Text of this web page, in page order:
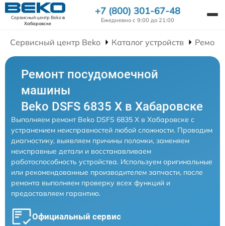
Сервисный центр Bekoв
Хабаровске
+7 (800) 301-67-48
Ежедневно с 9:00 до 21:00
Сервисный центр Beko Каталог устройств
Ремонт посудомоечной
машины
Beko DSFS 6835 X в Хабаровске
Выполняем ремонт Beko DSFS 6835 X в Хабаровске с
устранением неисправностей любой сложности. Проводим
диагностику, выявляем причины поломки, заменяем
неисправные детали и восстанавливаем
работоспособность устройства. Используем оригинальные
или рекомендованные производителем запчасти, после
ремонта выполняем проверку всех функций и
предоставляем гарантию.
Официальный сервис